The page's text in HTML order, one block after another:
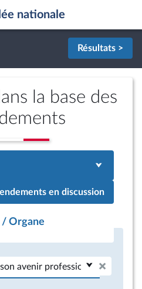
nationale
Résultats >
la base des
en discussion
/ Organe